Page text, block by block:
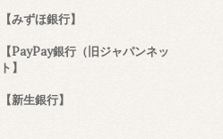
【みずほ銀行】
【PayPay銀行（旧ジャパンネッ
ト】
【新生銀行】